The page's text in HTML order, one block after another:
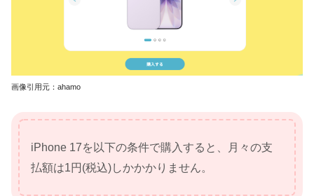
画像引用元：ahamo
iPhone 17を以下の条件で購入すると、月々の支
払額は1円(税込)しかかかりません。